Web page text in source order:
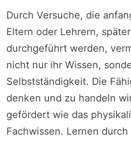
Durch Versuche, die
Eltern oder Lehrern,
durchgeführt werden,
nicht nur ihr Wissen,
Selbstständigkeit. Die
denken und zu handeln
gefördert wie das
Fachwissen. Lernen